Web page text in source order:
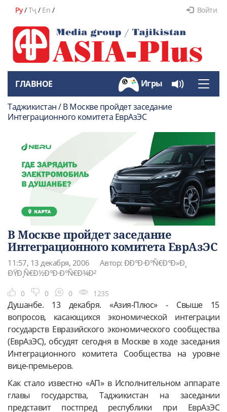
Ру/Тҷ/ En / Войти
Toggle
ГЛАВНОЕ Игры
Таджикистан / В Москве пройдет заседание
Интеграционного комитета ЕврАзЭС
В Москве пройдет заседание
Интеграционного комитета ЕврАзЭС
11:57, 13 декабря, 2006
Автор: ÐÐ°Ð·Ð°Ñ€Ð°Ð»Ð¸
ÐŸÐ¸Ñ€Ð½Ð°Ð·Ð°Ñ€Ð¾Ð²
0 0 0 1235
Душанбе. 13 декабря. «Азия-Плюс» - Свыше 15
вопросов, касающихся экономической интеграции
государств Евразийского экономического сообщества
(ЕврАзЭС), обсудят сегодня в Москве в ходе заседания
Интеграционного комитета Сообщества на уровне
вице-премьеров.
Как стало известно «АП» в Исполнительном аппарате
главы государства, Таджикистан на заседании
представит постпред республики при ЕврАзЭС